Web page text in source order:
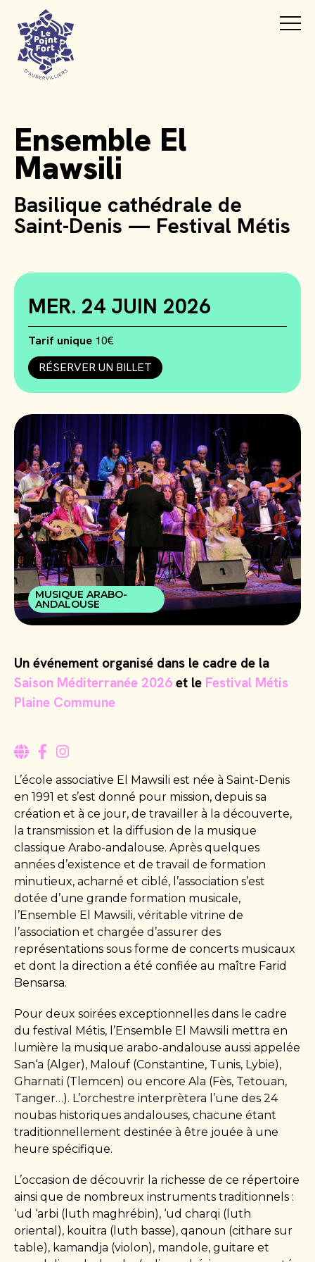
Ensemble El
Mawsili
Basilique cathédrale de
Saint-Denis — Festival Métis
MER. 24 JUIN 2026
Tarif unique 10€
RÉSERVER UN BILLET
MUSIQUE ARABO-
ANDALOUSE
Un événement organisé dans le cadre de la
Saison Méditerranée 2026 et le Festival Métis
Plaine Commune
L’école associative El Mawsili est née à Saint-Denis
en 1991 et s’est donné pour mission, depuis sa
création et à ce jour, de travailler à la découverte,
la transmission et la diffusion de la musique
classique Arabo-andalouse. Après quelques
années d’existence et de travail de formation
minutieux, acharné et ciblé, l’association s’est
dotée d’une grande formation musicale,
l’Ensemble El Mawsili, véritable vitrine de
l’association et chargée d’assurer des
représentations sous forme de concerts musicaux
et dont la direction a été confiée au maître Farid
Bensarsa.
Pour deux soirées exceptionnelles dans le cadre
du festival Métis, l’Ensemble El Mawsili mettra en
lumière la musique arabo-andalouse aussi appelée
San‘a (Alger), Malouf (Constantine, Tunis, Lybie),
Gharnati (Tlemcen) ou encore Ala (Fès, Tetouan,
Tanger…). L’orchestre interprètera l’une des 24
noubas historiques andalouses, chacune étant
traditionnellement destinée à être jouée à une
heure spécifique.
L’occasion de découvrir la richesse de ce répertoire
ainsi que de nombreux instruments traditionnels :
‘ud ‘arbi (luth maghrébin), ‘ud charqi (luth
oriental), kouitra (luth basse), qanoun (cithare sur
table), kamandja (violon), mandole, guitare et